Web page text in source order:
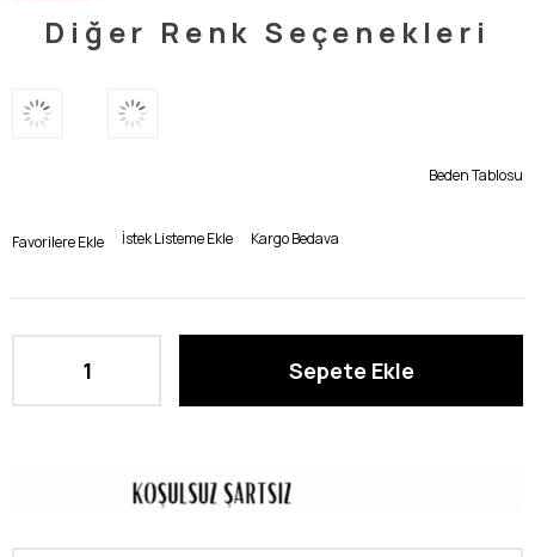
Diğer Renk Seçenekleri
Beden Tablosu
Favorilere Ekle İstek Listeme Ekle Kargo Bedava